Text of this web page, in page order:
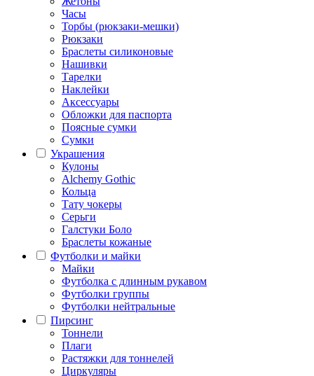
Часы
Торбы (рюкзаки-мешки)
Рюкзаки
Браслеты силиконовые
Нашивки
Тарелки
Наклейки
Аксессуары
Обложки для паспорта
Поясные сумки
Сумки
Украшения
Кулоны
Alchemy Gothic
Кольца
Тату чокеры
Серьги
Галстуки Боло
Браслеты кожаные
Футболки и майки
Майки
Футболка с длинным рукавом
Футболки группы
Футболки нейтральные
Пирсинг
Тоннели
Плаги
Растяжки для тоннелей
Циркуляры